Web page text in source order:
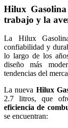
Hilux
trabajo y la
La Hilux
confiabilidad y
lo largo de los
diseño más
tendencias del
La nueva Hilux
2.7 litros, que
eficiencia de
se encuentran: